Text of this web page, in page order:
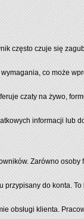
często czuje się
co może
czaty na żywo,
informacji lub
Zarówno
do konta.
obsługi klienta.